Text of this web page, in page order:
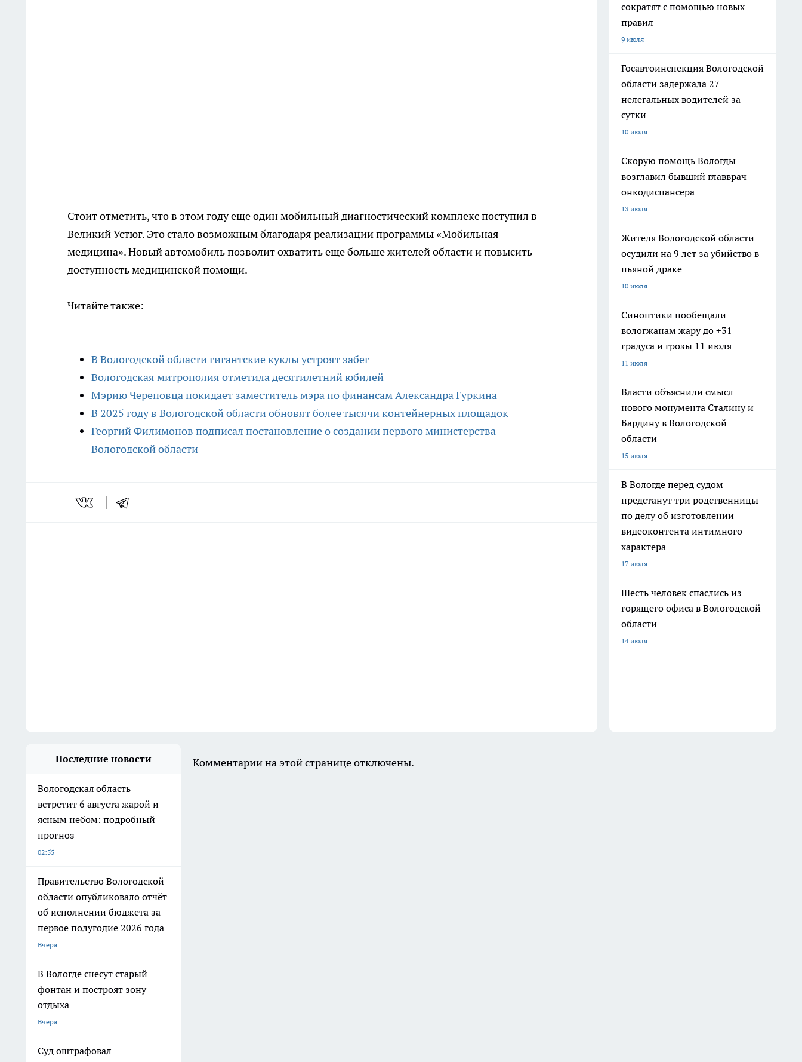
Стоит отметить, что в этом году еще один мобильный диагностический комплекс поступил в
Великий Устюг. Это стало возможным благодаря реализации программы «Мобильная
медицина». Новый автомобиль позволит охватить еще больше жителей области и повысить
доступность медицинской помощи.
Читайте также:
В Вологодской области гигантские куклы устроят забег
Вологодская митрополия отметила десятилетний юбилей
Мэрию Череповца покидает заместитель мэра по финансам Александра Гуркина
В 2025 году в Вологодской области обновят более тысячи контейнерных площадок
Георгий Филимонов подписал постановление о создании первого министерства
Вологодской области
сократят с помощью новых
правил
9 июля
Госавтоинспекция Вологодской
области задержала 27
нелегальных водителей за
сутки
10 июля
Скорую помощь Вологды
возглавил бывший главврач
онкодиспансера
13 июля
Жителя Вологодской области
осудили на 9 лет за убийство в
пьяной драке
10 июля
Синоптики пообещали
вологжанам жару до +31
градуса и грозы 11 июля
11 июля
Власти объяснили смысл
нового монумента Сталину и
Бардину в Вологодской
области
15 июля
В Вологде перед судом
предстанут три родственницы
по делу об изготовлении
видеоконтента интимного
характера
17 июля
Шесть человек спаслись из
горящего офиса в Вологодской
области
14 июля
Последние новости
Вологодская область
встретит 6 августа жарой и
ясным небом: подробный
прогноз
02:55
Правительство Вологодской
области опубликовало отчёт
об исполнении бюджета за
первое полугодие 2026 года
Вчера
В Вологде снесут старый
фонтан и построят зону
отдыха
Вчера
Суд оштрафовал
Комментарии на этой странице отключены.